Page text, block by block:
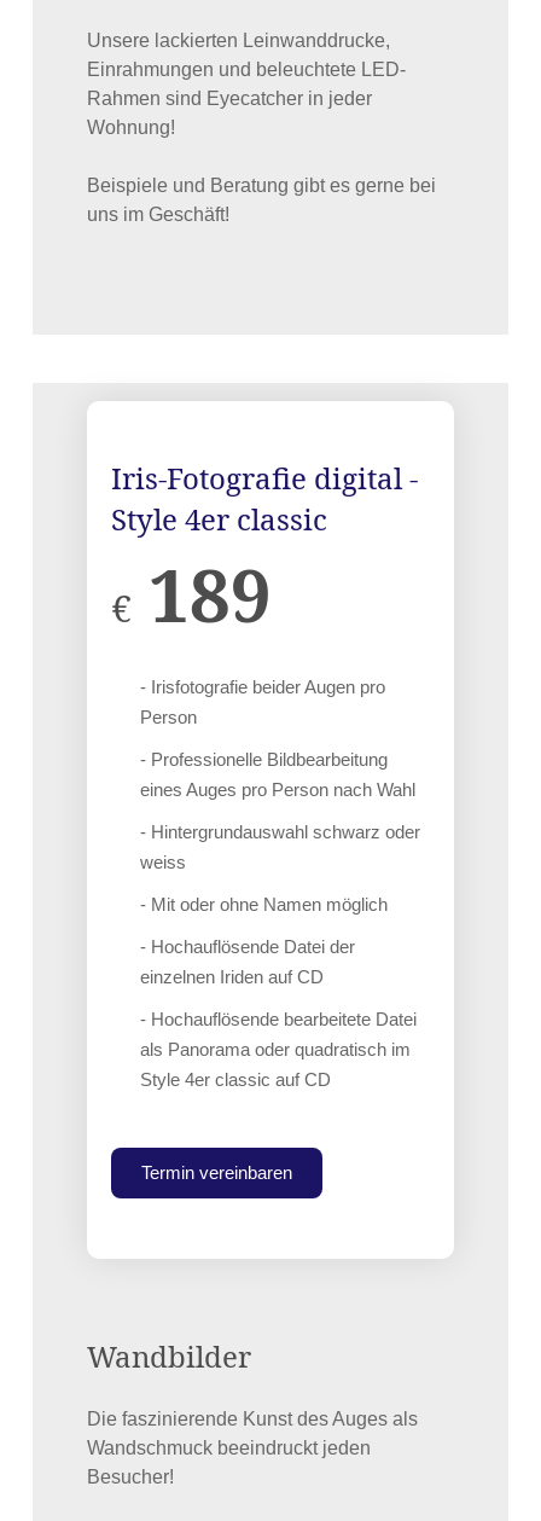
Unsere lackierten Leinwanddrucke,
Einrahmungen und beleuchtete LED-
Rahmen sind Eyecatcher in jeder
Wohnung!
Beispiele und Beratung gibt es gerne bei
uns im Geschäft!
Wandbilder
Die faszinierende Kunst des Auges als
Wandschmuck beeindruckt jeden
Besucher!
Iris-Fotografie digital -
Style 4er classic
€ 189
- Irisfotografie beider Augen pro
Person
- Professionelle Bildbearbeitung
eines Auges pro Person nach Wahl
- Hintergrundauswahl schwarz oder
weiss
- Mit oder ohne Namen möglich
- Hochauflösende Datei der
einzelnen Iriden auf CD
- Hochauflösende bearbeitete Datei
als Panorama oder quadratisch im
Style 4er classic auf CD
Termin vereinbaren